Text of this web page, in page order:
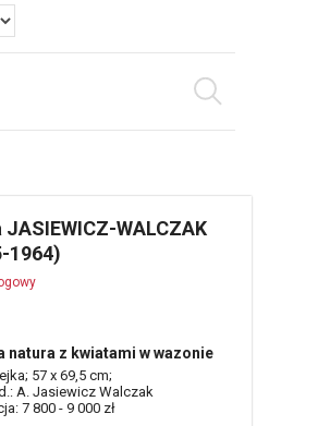
WALCZAK
1964)
natura z kwiatami w wazonie
57 x 69,5 cm;
A. Jasiewicz Walczak
7 800 - 9 000 zł